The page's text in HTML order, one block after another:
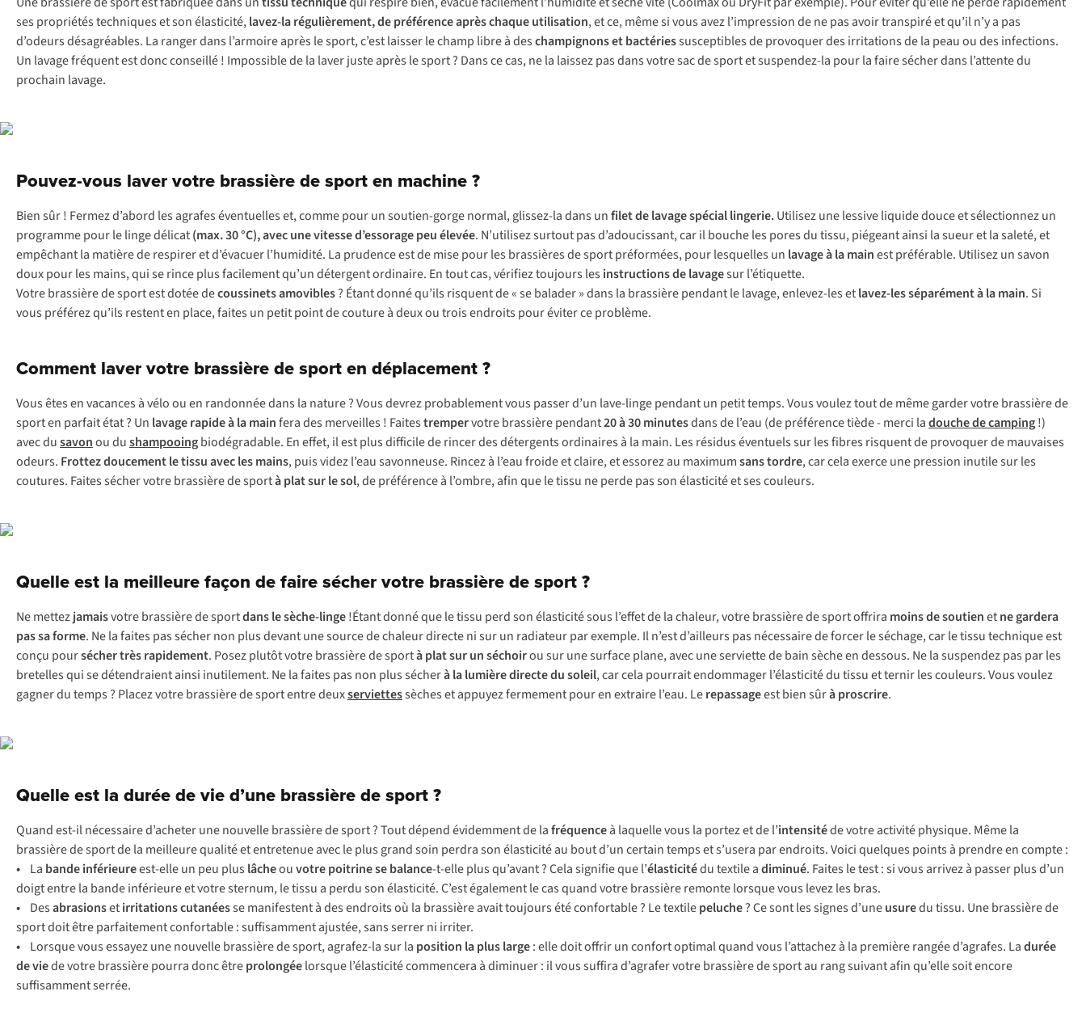
ses propriétés techniques et son élasticité,lavez-la régulièrement, de préférence après chaque utilisation, et ce, même si vous avez l’impression de ne pas avoir transpiré et qu’il n’y a pas
d’odeurs désagréables. La ranger dans l’armoire après le sport, c’est laisser le champ libre à deschampignons et bactériessusceptibles de provoquer des irritations de la peau ou des infections.
Un lavage fréquent est donc conseillé ! Impossible de la laver juste après le sport ? Dans ce cas, ne la laissez pas dans votre sac de sport et suspendez-la pour la faire sécher dans l’attente du
prochain lavage.
Pouvez-vous laver votre brassière de sport en machine ?
Bien sûr ! Fermez d’abord les agrafes éventuelles et, comme pour un soutien-gorge normal, glissez-la dans unfilet de lavage spécial lingerie.Utilisez une lessive liquide douce et sélectionnez un
programme pour le linge délicat(max. 30 °C), avec une vitesse d’essorage peu élevée. N’utilisez surtout pas d’adoucissant, car il bouche les pores du tissu, piégeant ainsi la sueur et la saleté, et
empêchant la matière de respirer et d’évacuer l’humidité. La prudence est de mise pour les brassières de sport préformées, pour lesquelles un lavage à la mainest préférable. Utilisez un savon
doux pour les mains, qui se rince plus facilement qu’un détergent ordinaire. En tout cas, vérifiez toujours les instructions de lavagesur l’étiquette.
Votre brassière de sport est dotée decoussinets amovibles? Étant donné qu’ils risquent de « se balader » dans la brassière pendant le lavage, enlevez-les etlavez-les séparément à la main. Si
vous préférez qu’ils restent en place, faites un petit point de couture à deux ou trois endroits pour éviter ce problème.
Comment laver votre brassière de sport en déplacement ?
Vous êtes en vacances à vélo ou en randonnée dans la nature ? Vous devrez probablement vous passer d’un lave-linge pendant un petit temps. Vous voulez tout de même garder votre brassière de
sport en parfait état ? Un lavagerapideà lamainfera des merveilles ! Faitestrempervotre brassière pendant20 à 30 minutesdans de l’eau (de préférence tiède - merci ladouche de camping!)
avec dusavonou dushampooingbiodégradable. En effet, il est plus difficile de rincer des détergents ordinaires à la main. Les résidus éventuels sur les fibres risquent de provoquer de mauvaises
odeurs. Frottez doucement le tissu avec les mains, puis videz l’eau savonneuse. Rincez à l’eau froide et claire, et essorez au maximumsans tordre, car cela exerce une pression inutile sur les
coutures. Faites sécher votre brassière de sportà plat sur le sol, de préférence à l’ombre, afin que le tissu ne perde pas son élasticité et ses couleurs.
Quelle est la meilleure façon de faire sécher votre brassière de sport ?
Ne mettezjamaisvotre brassière de sportdans le sèche-linge!Étant donné que le tissu perd son élasticité sous l’effet de la chaleur, votre brassière de sport offrira moins de soutienetne gardera
pas sa forme. Ne la faites pas sécher non plus devant une source de chaleur directe ni sur un radiateur par exemple. Il n’est d’ailleurs pas nécessaire de forcer le séchage, car le tissu technique est
conçu poursécher très rapidement. Posez plutôt votre brassière de sportà plat sur un séchoirou sur une surface plane, avec une serviette de bain sèche en dessous. Ne la suspendez pas par les
bretelles qui se détendraient ainsi inutilement. Ne la faites pas non plus sécherà la lumière directe du soleil, car cela pourrait endommager l’élasticité du tissu et ternir les couleurs. Vous voulez
gagner du temps ? Placez votre brassière de sport entre deuxserviettessèches et appuyez fermement pour en extraire l’eau. Lerepassageest bien sûrà proscrire.
Quelle est la durée de vie d’une brassière de sport ?
Quand est-il nécessaire d’acheter une nouvelle brassière de sport ? Tout dépend évidemment de lafréquenceà laquelle vous la portez et de l’intensitéde votre activité physique. Même la
brassière de sport de la meilleure qualité et entretenue avec le plus grand soin perdra son élasticité au bout d’un certain temps et s’usera par endroits. Voici quelques points à prendre en compte :
• La bande inférieureest-elle un peu plus lâcheouvotre poitrine se balance-t-elle plus qu’avant ? Cela signifie que l’élasticitédu textile adiminué. Faites le test : si vous arrivez à passer plus d’un
doigt entre la bande inférieure et votre sternum, le tissu a perdu son élasticité. C’est également le cas quand votre brassière remonte lorsque vous levez les bras.
• Desabrasionsetirritations cutanéesse manifestent à des endroits où la brassière avait toujours été confortable ? Le textilepeluche? Ce sont les signes d’uneusuredu tissu. Une brassière de
sport doit être parfaitement confortable : suffisamment ajustée, sans serrer ni irriter.
• Lorsque vous essayez une nouvelle brassière de sport, agrafez-la sur la position la plus large: elle doit offrir un confort optimal quand vous l’attachez à la première rangée d’agrafes. Ladurée
de viede votre brassière pourra donc êtreprolongéelorsque l’élasticité commencera à diminuer : il vous suffira d’agrafer votre brassière de sport au rang suivant afin qu’elle soit encore
suffisamment serrée.